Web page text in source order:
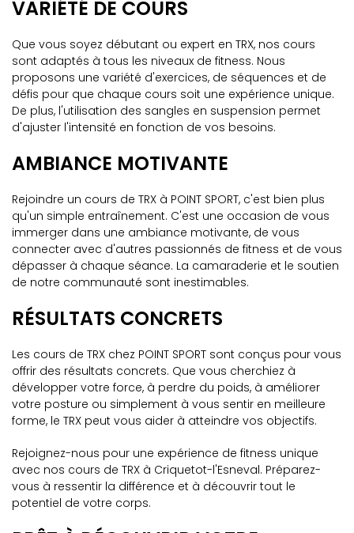
VARIÉTÉ DE COURS
Que vous soyez débutant ou expert en TRX, nos cours
sont adaptés à tous les niveaux de fitness. Nous
proposons une variété d'exercices, de séquences et de
défis pour que chaque cours soit une expérience unique.
De plus, l'utilisation des sangles en suspension permet
d'ajuster l'intensité en fonction de vos besoins.
AMBIANCE MOTIVANTE
Rejoindre un cours de TRX à POINT SPORT, c'est bien plus
qu'un simple entraînement. C'est une occasion de vous
immerger dans une ambiance motivante, de vous
connecter avec d'autres passionnés de fitness et de vous
dépasser à chaque séance. La camaraderie et le soutien
de notre communauté sont inestimables.
RÉSULTATS CONCRETS
Les cours de TRX chez POINT SPORT sont conçus pour vous
offrir des résultats concrets. Que vous cherchiez à
développer votre force, à perdre du poids, à améliorer
votre posture ou simplement à vous sentir en meilleure
forme, le TRX peut vous aider à atteindre vos objectifs.
Rejoignez-nous pour une expérience de fitness unique
avec nos cours de TRX à Criquetot-l'Esneval. Préparez-
vous à ressentir la différence et à découvrir tout le
potentiel de votre corps.